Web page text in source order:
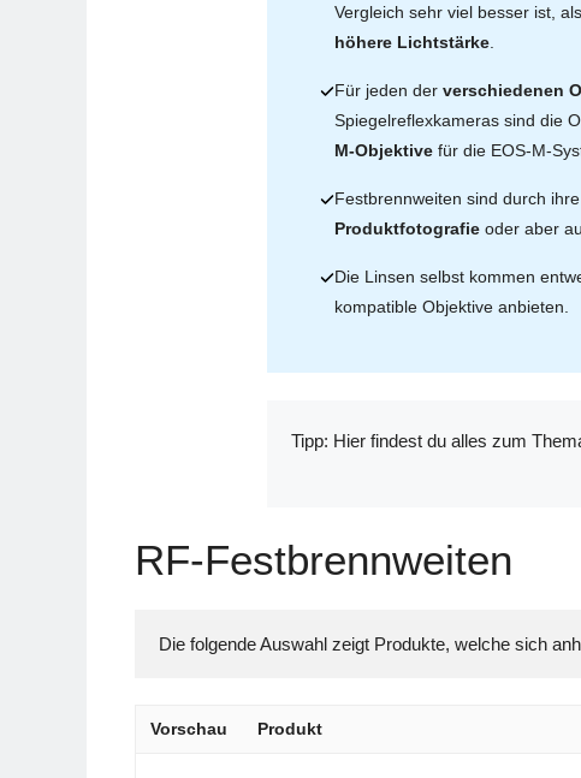
Vergleich sehr viel besser ist,
höhere Lichtstärke
Für jeden derverschiedenen
Spiegelreflexkameras sind die
M-Objektive für die EOS-M-
Festbrennweiten sind durch ihre
Produktfotografie oder aber
Die Linsen selbst kommen
kompatible Objektive anbieten.
Tipp: Hier findest du alles zum
RF-Festbrennweiten
Vorschau Produkt